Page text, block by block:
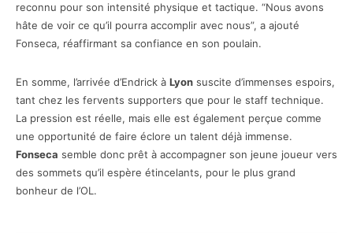
reconnu pour son intensité physique et tactique. “Nous avons
hâte de voir ce qu’il pourra accomplir avec nous”, a ajouté
Fonseca, réaffirmant sa confiance en son poulain.
En somme, l’arrivée d’Endrick à Lyon suscite d’immenses espoirs,
tant chez les fervents supporters que pour le staff technique.
La pression est réelle, mais elle est également perçue comme
une opportunité de faire éclore un talent déjà immense.
Fonseca semble donc prêt à accompagner son jeune joueur vers
des sommets qu’il espère étincelants, pour le plus grand
bonheur de l’OL.